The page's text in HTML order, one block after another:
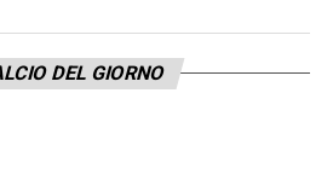
Gattuso ritrova una pedina
per la prossima
DEL GIORNO